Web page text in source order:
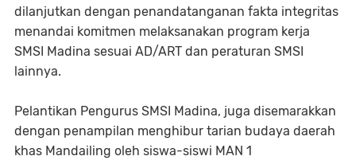
dilanjutkan dengan penandatanganan fakta integritas
menandai komitmen melaksanakan program kerja
SMSI Madina sesuai AD/ART dan peraturan SMSI
lainnya.
Pelantikan Pengurus SMSI Madina, juga disemarakkan
dengan penampilan menghibur tarian budaya daerah
khas Mandailing oleh siswa-siswi MAN 1